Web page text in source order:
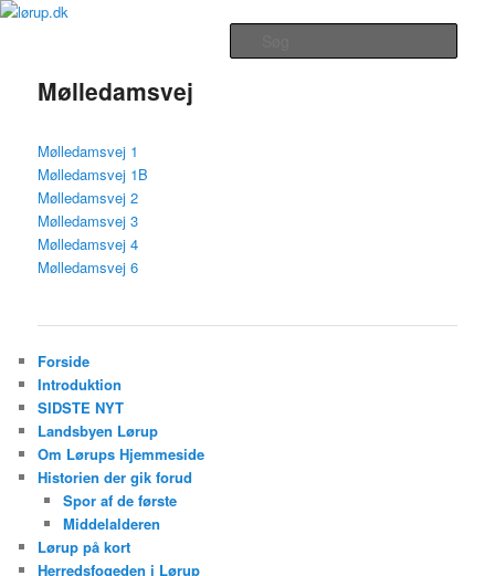
Fortsæt
indholdlørup.dk
Lørup Beboerforenings Hjemmeside
Mølledamsvej
Mølledamsvej 1
Mølledamsvej 1B
Mølledamsvej 2
Mølledamsvej 3
Mølledamsvej 4
Mølledamsvej 6
Forside
Introduktion
SIDSTE NYT
Landsbyen Lørup
Om Lørups Hjemmeside
Historien der gik forud
Spor af de første
Middelalderen
Lørup på kort
Herredsfogeden i Lørup